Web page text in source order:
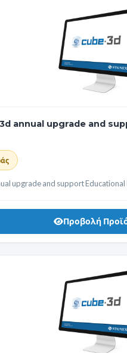
annual upgrade and
upgrade and support Educational
Προβολή